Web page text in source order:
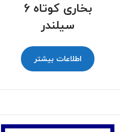
بخاری کوتاه 6
سیلندر
اطلاعات بیشتر